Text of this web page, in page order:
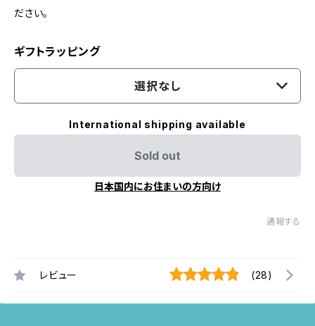
ださい。
ギフトラッピング
選択なし
International shipping available
Sold out
日本国内にお住まいの方向け
通報する
レビュー (28)